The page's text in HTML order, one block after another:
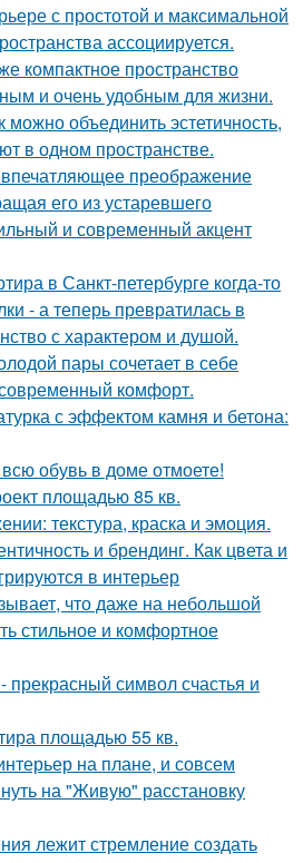
с простотой и максимальной
ассоциируется.
компактное пространство
и очень удобным для жизни.
можно объединить эстетичность,
в одном пространстве.
преображение
его из устаревшего
и современный акцент
в Санкт-петербурге когда-то
- а теперь превратилась в
с характером и душой.
пары сочетает в себе
комфорт.
с эффектом камня и бетона:
обувь в доме отмоете!
площадью 85 кв.
текстура, краска и эмоция.
и брендинг. Как цвета и
в интерьер
что даже на небольшой
стильное и комфортное
прекрасный символ счастья и
площадью 55 кв.
на плане, и совсем
на "Живую" расстановку
лежит стремление создать